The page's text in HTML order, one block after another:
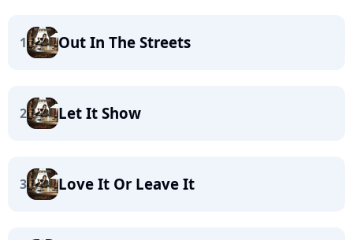
1 Out In The Streets
2 Let It Show
3 Love It Or Leave It